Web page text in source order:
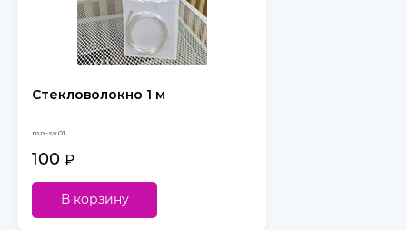
Стекловолокно 1 м
mn-sv01
100 ₽
В корзину